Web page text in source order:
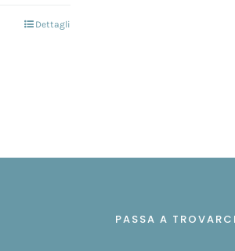
Dettagli
PASSA A TROVARCI